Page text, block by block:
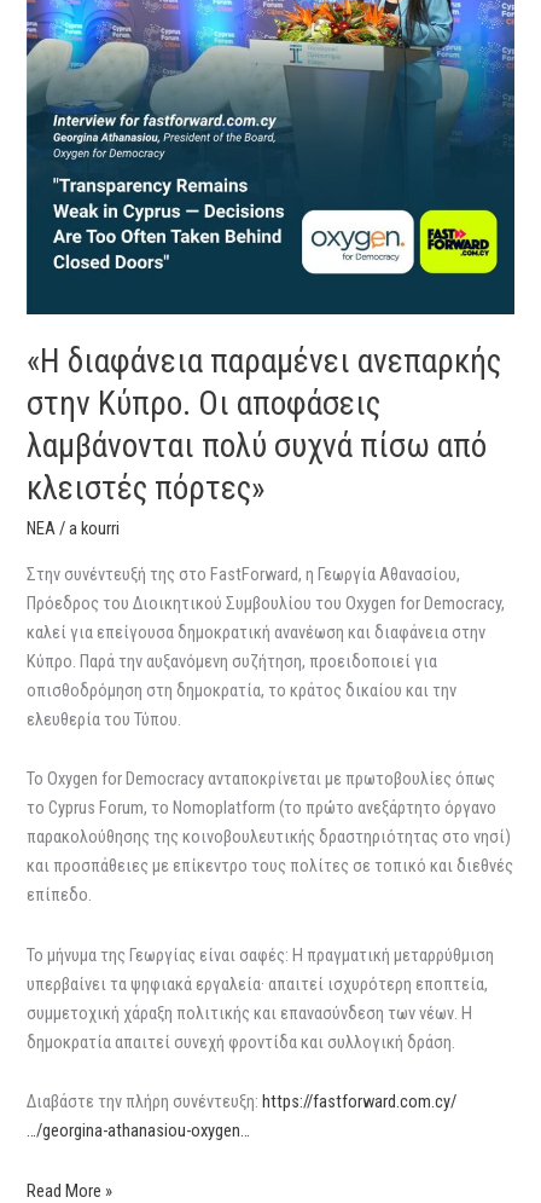
«Η διαφάνεια παραμένει ανεπαρκής
στην Κύπρο. Οι αποφάσεις
λαμβάνονται πολύ συχνά πίσω από
κλειστές πόρτες»
ΝΕΑ/a kourri
Στην συνέντευξή της στο FastForward, η Γεωργία Αθανασίου,
Πρόεδρος του Διοικητικού Συμβουλίου του Oxygen for Democracy,
καλεί για επείγουσα δημοκρατική ανανέωση και διαφάνεια στην
Κύπρο. Παρά την αυξανόμενη συζήτηση, προειδοποιεί για
οπισθοδρόμηση στη δημοκρατία, το κράτος δικαίου και την
ελευθερία του Τύπου.
Το Oxygen for Democracy ανταποκρίνεται με πρωτοβουλίες όπως
το Cyprus Forum, το Nomoplatform (το πρώτο ανεξάρτητο όργανο
παρακολούθησης της κοινοβουλευτικής δραστηριότητας στο νησί)
και προσπάθειες με επίκεντρο τους πολίτες σε τοπικό και διεθνές
επίπεδο.
Το μήνυμα της Γεωργίας είναι σαφές: H πραγματική μεταρρύθμιση
υπερβαίνει τα ψηφιακά εργαλεία· απαιτεί ισχυρότερη εποπτεία,
συμμετοχική χάραξη πολιτικής και επανασύνδεση των νέων. Η
δημοκρατία απαιτεί συνεχή φροντίδα και συλλογική δράση.
Διαβάστε την πλήρη συνέντευξη: https://fastforward.com.cy/
…/georgina-athanasiou-oxygen…
Οι
αποφάσεις
λαμβάνονται
πολύ
συχνά
πίσω
από
κλειστές
πόρτες»
Read More »